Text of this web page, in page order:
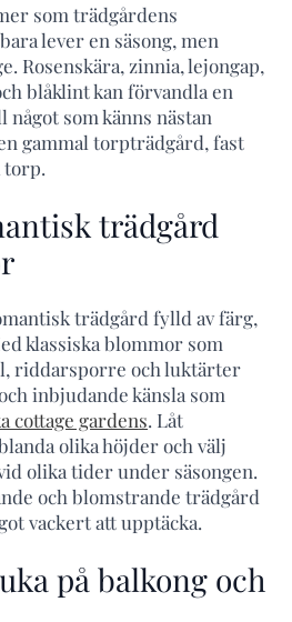
som trädgårdens
lever en säsong, men
Rosenskära, zinnia, lejongap,
blåklint kan förvandla en
som känns nästan
gammal torpträdgård, fast
torp.
trädgård
trädgård fylld av färg,
klassiska blommor som
riddarsporre och luktärter
inbjudande känsla som
cottage gardens. Låt
olika höjder och välj
olika tider under säsongen.
och blomstrande trädgård
vackert att upptäcka.
på balkong och